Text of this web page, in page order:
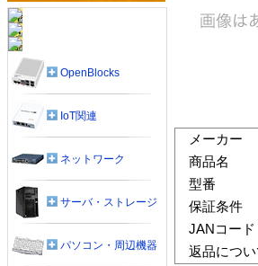
メーカー
商品名
型番
保証条件
JANコード
返品につい
OpenBlocks
IoT関連
ネットワーク
サーバ・ストレージ
パソコン・周辺機器